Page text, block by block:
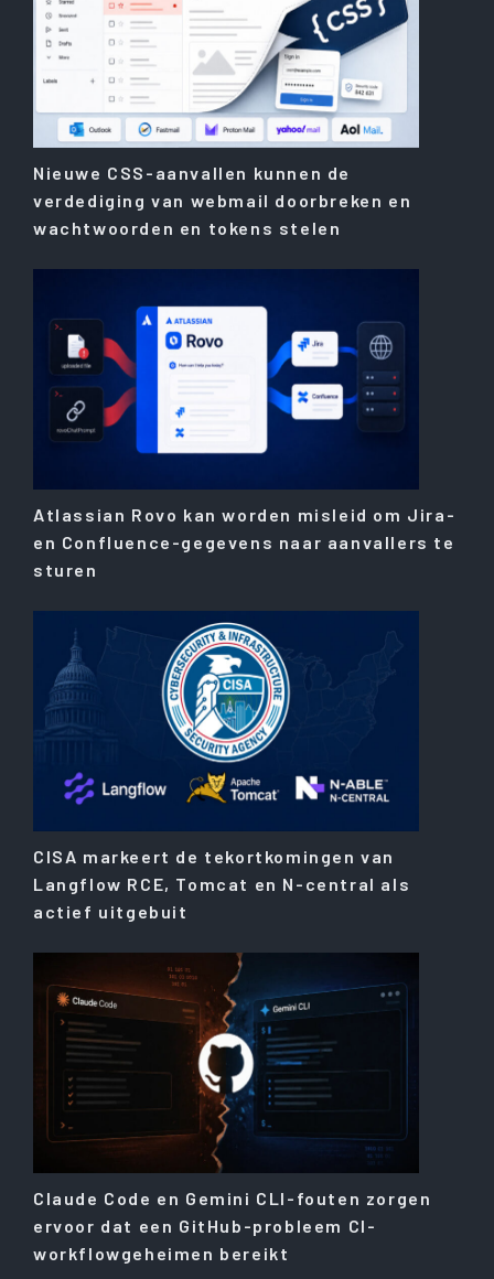
Nieuwe CSS-aanvallen kunnen de
verdediging van webmail doorbreken en
wachtwoorden en tokens stelen
Atlassian Rovo kan worden misleid om Jira-
en Confluence-gegevens naar aanvallers te
sturen
CISA markeert de tekortkomingen van
Langflow RCE, Tomcat en N-central als
actief uitgebuit
Claude Code en Gemini CLI-fouten zorgen
ervoor dat een GitHub-probleem CI-
workflowgeheimen bereikt